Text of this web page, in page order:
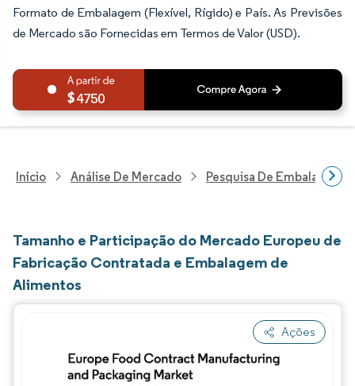
Formato de Embalagem (Flexível, Rígido) e País. As Previsões
de Mercado são Fornecidas em Termos de Valor (USD).
4750
Início Análise De Mercado Pesquisa De Embalagens
Tamanho e Participação do Mercado Europeu de
Fabricação Contratada e Embalagem de
Alimentos
Ações